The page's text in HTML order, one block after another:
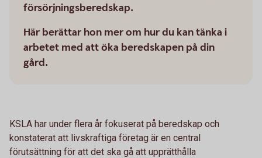
försörjningsberedskap.
Här berättar hon mer om hur du kan tänka i
arbetet med att öka beredskapen på din
gård.
KSLA har under flera år fokuserat på beredskap och
konstaterat att livskraftiga företag är en central
förutsättning för att det ska gå att upprätthålla